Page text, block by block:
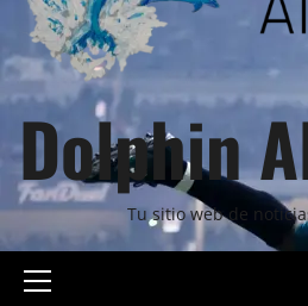
Dolphin
Tu sitio web de
Primary